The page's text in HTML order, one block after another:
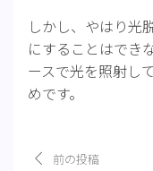
しかし、やはり光
にすることはでき
ースで光を照射し
めです。
前の投稿